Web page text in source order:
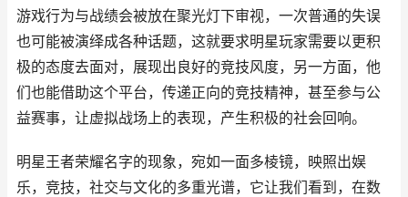
游戏行为与战绩会被放在聚光灯下审视，一次普通的失误
也可能被演绎成各种话题，这就要求明星玩家需要以更积
极的态度去面对，展现出良好的竞技风度，另一方面，他
们也能借助这个平台，传递正向的竞技精神，甚至参与公
益赛事，让虚拟战场上的表现，产生积极的社会回响。
明星王者荣耀名字的现象，宛如一面多棱镜，映照出娱
乐，竞技，社交与文化的多重光谱，它让我们看到，在数